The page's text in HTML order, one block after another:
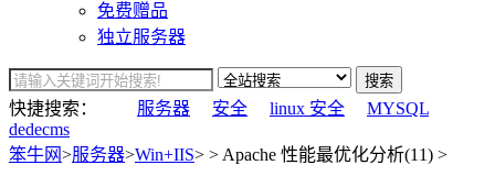
免费赠品
独立服务器
搜索
快捷搜索： 服务器 安全 linux 安全
MYSQL
dedecms
笨牛网>服务器>Win+IIS> > Apache 性能最优化分析(11) >